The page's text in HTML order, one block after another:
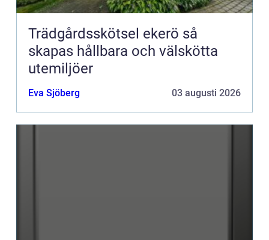
Trädgårdsskötsel ekerö så
skapas hållbara och välskötta
utemiljöer
Eva Sjöberg 03 augusti 2026